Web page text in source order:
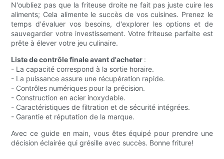
N'oubliez pas que la friteuse droite ne fait pas juste cuire les
aliments; Cela alimente le succès de vos cuisines. Prenez le
temps d'évaluer vos besoins, d'explorer les options et de
sauvegarder votre investissement. Votre friteuse parfaite est
prête à élever votre jeu culinaire.
Liste de contrôle finale avant d'acheter :
- La capacité correspond à la sortie horaire.
- La puissance assure une récupération rapide.
- Contrôles numériques pour la précision.
- Construction en acier inoxydable.
- Caractéristiques de filtration et de sécurité intégrées.
- Garantie et réputation de la marque.
Avec ce guide en main, vous êtes équipé pour prendre une
décision éclairée qui grésille avec succès. Bonne friture!